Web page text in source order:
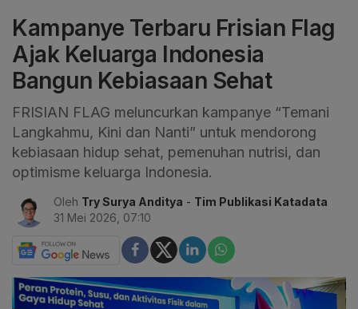
Kampanye Terbaru Frisian Flag
Ajak Keluarga Indonesia
Bangun Kebiasaan Sehat
FRISIAN FLAG meluncurkan kampanye “Temani
Langkahmu, Kini dan Nanti” untuk mendorong
kebiasaan hidup sehat, pemenuhan nutrisi, dan
optimisme keluarga Indonesia.
Oleh Try Surya Anditya - Tim Publikasi Katadata
31 Mei 2026, 07:10